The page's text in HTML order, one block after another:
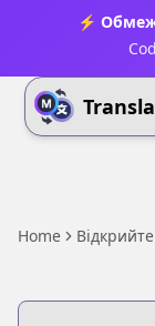
⚡
Home Відкрийте